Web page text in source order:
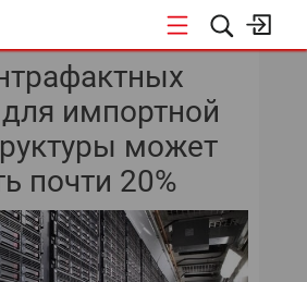
КОНФЕРЕНЦИИ
импортной
может
почти 20%